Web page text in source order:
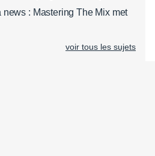
: Mastering The Mix met
voir tous les sujets